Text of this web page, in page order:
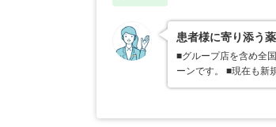
患者様に寄り添う
■グループ店を含め全
ーンです。 ■現在も新